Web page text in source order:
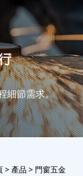
細節需求。
> 產品 > 門窗五金